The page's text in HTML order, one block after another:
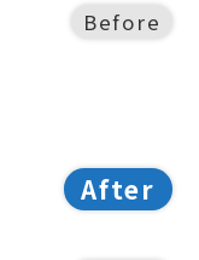
Before
After